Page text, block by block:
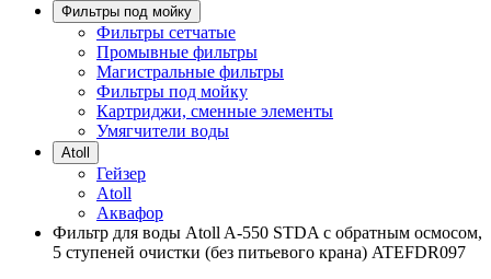
Фильтры под мойку
Фильтры сетчатые
Промывные фильтры
Магистральные фильтры
Фильтры под мойку
Картриджи, сменные элементы
Умягчители воды
Atoll
Гейзер
Atoll
Аквафор
Фильтр для воды Atoll A-550 STDA с обратным осмосом,
5 ступеней очистки (без питьевого крана) ATEFDR097